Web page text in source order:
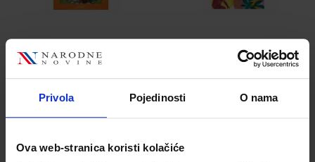
Privola Pojedinosti O nama
Ova web-stranica koristi kolačiće
4,38 € 38,09 €